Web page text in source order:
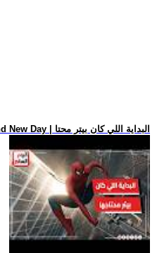
.. فيلم Spider-Man: Brand New Day | البداية اللي كان بيتر محتا